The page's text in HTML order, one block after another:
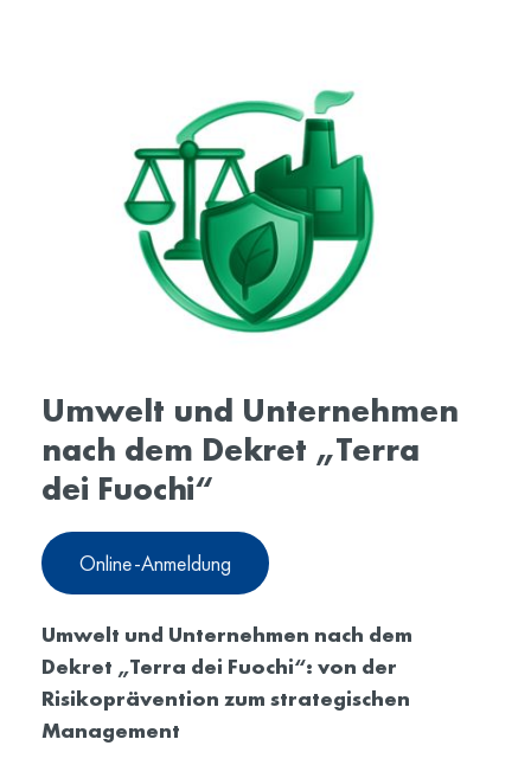
Umwelt und Unternehmen
nach dem Dekret „Terra
dei Fuochi“
Online-Anmeldung
Umwelt und Unternehmen nach dem
Dekret „Terra dei Fuochi“: von der
Risikoprävention zum strategischen
Management